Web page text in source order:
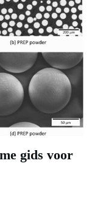
gids voor